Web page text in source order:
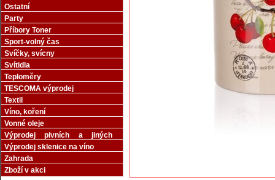
Ostatní
Party
Příbory Toner
Sport-volný čas
Svíčky, svícny
Svítidla
Teploměry
TESCOMA výprodej
Textil
Víno, koření
Vonné oleje
Výprodej pivních a jiných
sklenic
Výprodej sklenice na víno
Zahrada
Zboží v akci